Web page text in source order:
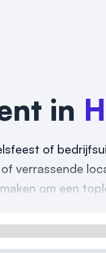
in
of
verrassende
om een